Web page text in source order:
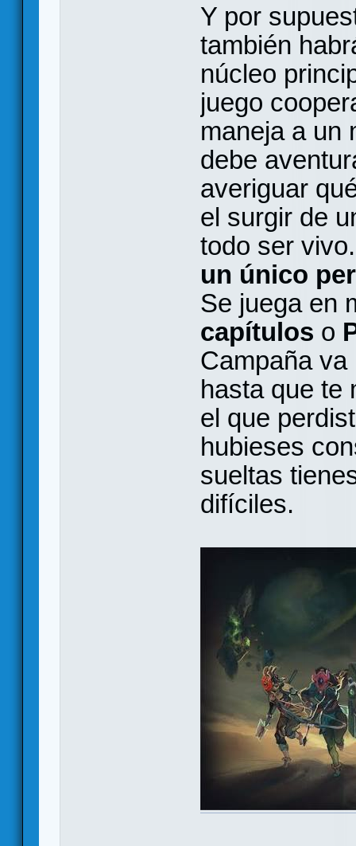
Y por
también
núcleo
juego
maneja a un
debe
averiguar
el surgir de
todo ser
un único
Se juega en
capítulos o
Campaña
hasta que te
el que
hubieses
sueltas
difíciles.